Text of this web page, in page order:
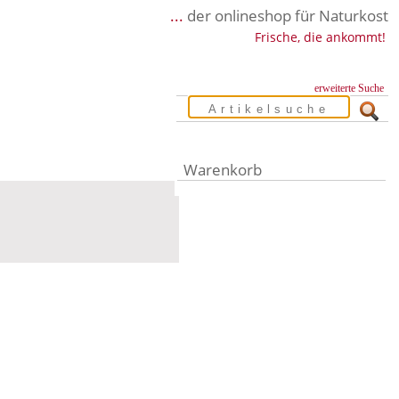
... der onlineshop für Naturkost
Frische, die ankommt!
erweiterte Suche
Warenkorb